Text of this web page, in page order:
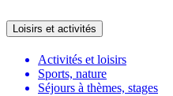
Loisirs et activités
Activités et loisirs
Sports, nature
Séjours à thèmes, stages